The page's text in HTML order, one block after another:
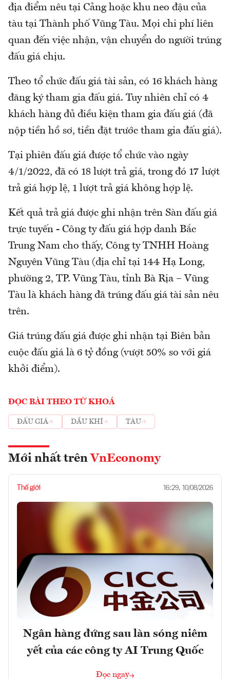
địa điểm nêu tại Cảng hoặc khu neo đậu của
tàu tại Thành phố Vũng Tàu. Mọi chi phí liên
quan đến việc nhận, vận chuyển do người trúng
đấu giá chịu.
Theo tổ chức đấu giá tài sản, có 16 khách hàng
đăng ký tham gia đấu giá. Tuy nhiên chỉ có 4
khách hàng đủ điều kiện tham gia đấu giá (đã
nộp tiền hồ sơ, tiền đặt trước tham gia đấu giá).
Tại phiên đấu giá được tổ chức vào ngày
4/1/2022, đã có 18 lượt trả giá, trong đó 17 lượt
trả giá hợp lệ, 1 lượt trả giá không hợp lệ.
Kết quả trả giá được ghi nhận trên Sàn đấu giá
trực tuyến - Công ty đấu giá hợp danh Bắc
Trung Nam cho thấy, Công ty TNHH Hoàng
Nguyên Vũng Tàu (địa chỉ tại 144 Hạ Long,
phường 2, TP. Vũng Tàu, tỉnh Bà Rịa – Vũng
Tàu là khách hàng đã trúng đấu giá tài sản nêu
trên.
Giá trúng đấu giá được ghi nhận tại Biên bản
cuộc đấu giá là 6 tỷ đồng (vượt 50% so với giá
khởi điểm).
ĐỌC BÀI THEO TỪ KHOÁ
ĐẤU GIÁ DẦU KHÍ TÀU
Mới nhất trên VnEconomy
Thế giới 16:29, 10/08/2026
Ngân hàng đứng sau làn sóng niêm
yết của các công ty AI Trung Quốc
Đọc ngay